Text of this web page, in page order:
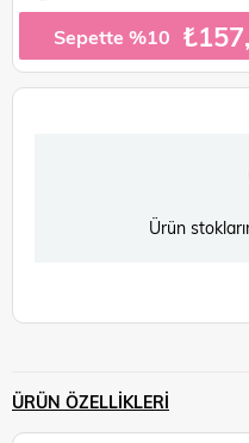
Sepette %10
Ürün
ÜRÜN ÖZELLIKLERI